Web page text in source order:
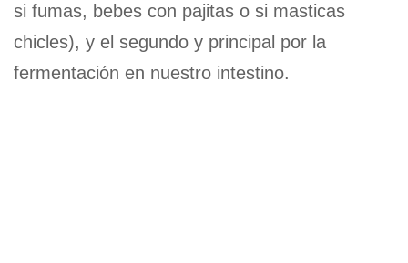
si fumas, bebes con pajitas o si masticas
chicles), y el segundo y principal por la
fermentación en nuestro intestino.